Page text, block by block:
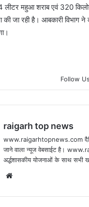
महुआ शराब एवं 320
जा रही है। आबकारी विभाग
Follow Us
raigarh top news
www.raigarhtopnews.com दैनिक
जाने वाला न्यूज वेबसाईट है।
अर्द्धशासकीय योजनाओं के साथ सभी